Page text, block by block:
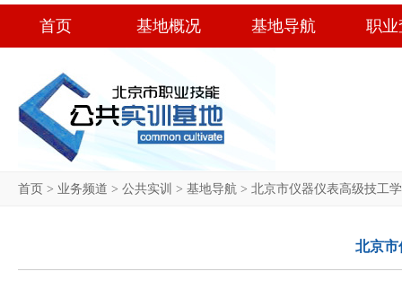
首页 基地概况 基地导航 职业
首页 > 业务频道 > 公共实训 > 基地导航 > 北京市仪器仪表高级技工
北京市